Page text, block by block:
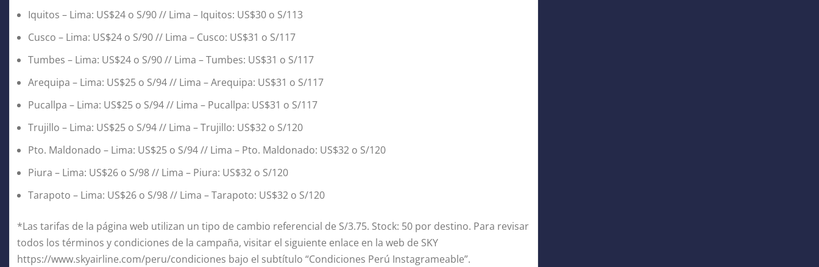
Iquitos – Lima: US$24 o S/90 // Lima – Iquitos: US$30 o S/113
Cusco – Lima: US$24 o S/90 // Lima – Cusco: US$31 o S/117
Tumbes – Lima: US$24 o S/90 // Lima – Tumbes: US$31 o S/117
Arequipa – Lima: US$25 o S/94 // Lima – Arequipa: US$31 o S/117
Pucallpa – Lima: US$25 o S/94 // Lima – Pucallpa: US$31 o S/117
Trujillo – Lima: US$25 o S/94 // Lima – Trujillo: US$32 o S/120
Pto. Maldonado – Lima: US$25 o S/94 // Lima – Pto. Maldonado: US$32 o S/120
Piura – Lima: US$26 o S/98 // Lima – Piura: US$32 o S/120
Tarapoto – Lima: US$26 o S/98 // Lima – Tarapoto: US$32 o S/120
*Las tarifas de la página web utilizan un tipo de cambio referencial de S/3.75. Stock: 50 por destino. Para revisar
todos los términos y condiciones de la campaña, visitar el siguiente enlace en la web de SKY
https://www.skyairline.com/peru/condiciones bajo el subtítulo “Condiciones Perú Instagrameable”.